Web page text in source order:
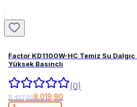
Factor KD1100W-HC Temiz Su Dalgıç
Yüksek Basınçlı
(0)
11.457,008.019,90